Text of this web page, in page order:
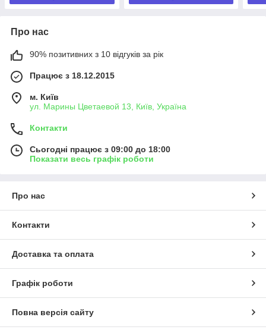
Про нас
90% позитивних з 10 відгуків за рік
Працює з 18.12.2015
м. Київ
ул. Марины Цветаевой 13, Київ, Україна
Контакти
Сьогодні працює з 09:00 до 18:00
Показати весь графік роботи
Про нас
Контакти
Доставка та оплата
Графік роботи
Повна версія сайту